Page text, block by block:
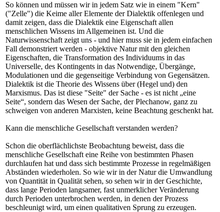
So können und müssen wir in jedem Satz wie in einem "Kern"
("Zelle") die Keime aller Elemente der Dialektik offenlegen und
damit zeigen, dass die Dialektik eine Eigenschaft allen
menschlichen Wissens im Allgemeinen ist. Und die
Naturwissenschaft zeigt uns - und hier muss sie in jedem einfachen
Fall demonstriert werden - objektive Natur mit den gleichen
Eigenschaften, die Transformation des Individuums in das
Universelle, des Kontingents in das Notwendige, Übergänge,
Modulationen und die gegenseitige Verbindung von Gegensätzen.
Dialektik ist die Theorie des Wissens über (Hegel und) den
Marxismus. Das ist diese "Seite" der Sache - es ist nicht „eine
Seite“, sondern das Wesen der Sache, der Plechanow, ganz zu
schweigen von anderen Marxisten, keine Beachtung geschenkt hat.
Kann die menschliche Gesellschaft verstanden werden?
Schon die oberflächlichste Beobachtung beweist, dass die
menschliche Gesellschaft eine Reihe von bestimmten Phasen
durchlaufen hat und dass sich bestimmte Prozesse in regelmäßigen
Abständen wiederholen. So wie wir in der Natur die Umwandlung
von Quantität in Qualität sehen, so sehen wir in der Geschichte,
dass lange Perioden langsamer, fast unmerklicher Veränderung
durch Perioden unterbrochen werden, in denen der Prozess
beschleunigt wird, um einen qualitativen Sprung zu erzeugen.